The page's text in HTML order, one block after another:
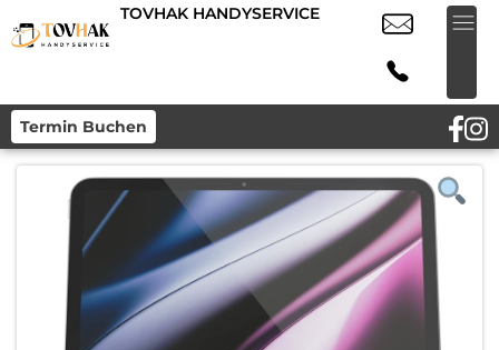
TOVHAK HANDYSERVICE
Termin Buchen